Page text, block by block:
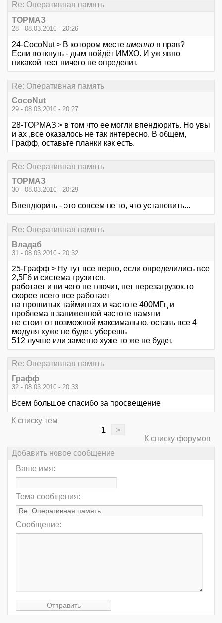
Re: Оперативная память
ТОРМАЗ
28 - 08.03.2010 - 20:26
24-CocoNut > В котором месте именно я прав?
Если воткнуть - дым пойдёт ИМХО. И уж явно
никакой тест ничего не определит.
Re: Оперативная память
CocoNut
29 - 08.03.2010 - 20:27
28-ТОРМАЗ > в том что ее могли впендюрить. Но увы
и ах ,все оказалось не так интересно. В общем,
Графф, оставьте планки как есть.
Re: Оперативная память
ТОРМАЗ
30 - 08.03.2010 - 20:29
Впендюрить - это совсем не то, что установить...
Re: Оперативная память
Владаб
31 - 08.03.2010 - 20:32
25-Графф > Ну тут все верно, если определились все
2,5Гб и система грузится,
работает и ни чего не глючит, нет перезагрузок,то
скорее всего все работает
на прошитых таймингах и частоте 400МГц и
проблема в заниженной частоте памяти
не стоит от возможной максимально, оставь все 4
модуля хуже не будет, уберешь
512 лучше или заметно хуже то же не будет.
Re: Оперативная память
Графф
32 - 08.03.2010 - 20:33
Всем большое спасибо за просвещение
К списку тем
1
>
К списку форумов
Добавить новое сообщение
Ваше имя:
Тема сообщения:
Сообщение: